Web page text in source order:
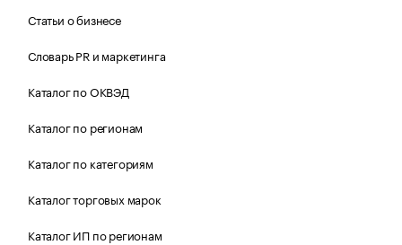
Статьи о бизнесе
Словарь PR и маркетинга
Каталог по ОКВЭД
Каталог по регионам
Каталог по категориям
Каталог торговых марок
Каталог ИП по регионам